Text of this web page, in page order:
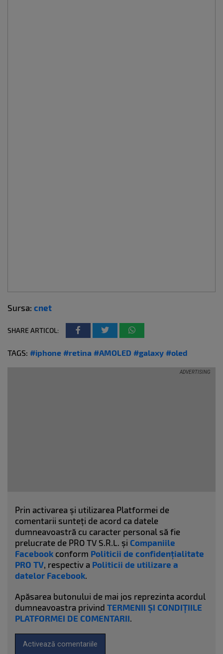
Sursa: cnet
SHARE ARTICOL:
TAGS: #iphone #retina #AMOLED #galaxy #oled
Prin activarea și utilizarea Platformei de
comentarii sunteți de acord ca datele
dumneavoastră cu caracter personal să fie
prelucrate de PRO TV S.R.L. și Companiile
Facebook conform Politicii de confidențialitate
PRO TV, respectiv a Politicii de utilizare a
datelor Facebook.
Apăsarea butonului de mai jos reprezinta acordul
dumneavoastra privind TERMENII ȘI CONDIȚIILE
PLATFORMEI DE COMENTARII.
Activează comentariile